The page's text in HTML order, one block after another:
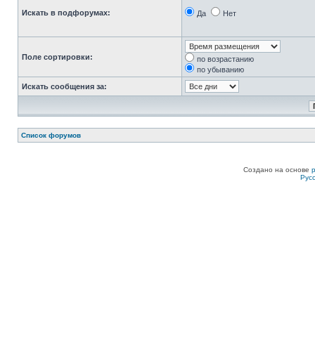
Искать в подфорумах: Да Нет
Поле сортировки:
по возрастанию
по убыванию
Искать сообщения за:
Список форумов
Создано на основе